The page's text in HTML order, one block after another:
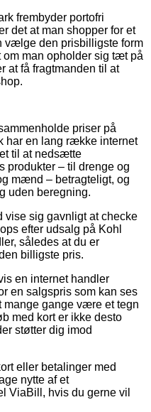
frembyder portofri
det at man shopper for et
vælge den prisbilligste form
om man opholder sig tæt på
at få fragtmanden til at
priser på
har en lang række internet
til at nedsætte
produkter – til drenge og
mænd – betragteligt, og
uden beregning.
vise sig gavnligt at checke
efter udsalg på Kohl
således at du er
billigste pris.
en internet handler
en salgspris som kan ses
mange gange være et tegn
med kort er ikke desto
støtter dig imod
eller betalinger med
nytte af et
ViaBill, hvis du gerne vil